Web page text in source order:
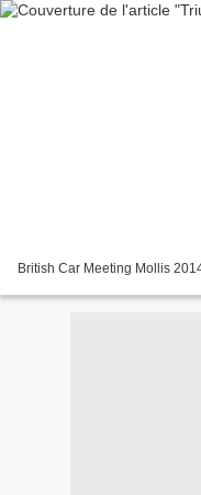
British Car Meeting Mollis